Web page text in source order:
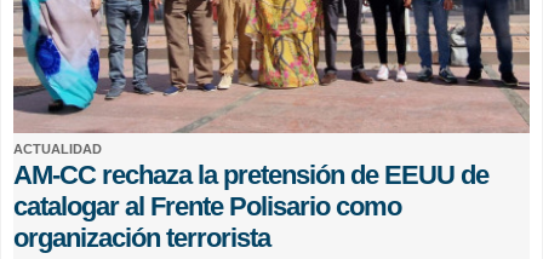
ACTUALIDAD
AM-CC rechaza la pretensión de EEUU de
catalogar al Frente Polisario como
organización terrorista